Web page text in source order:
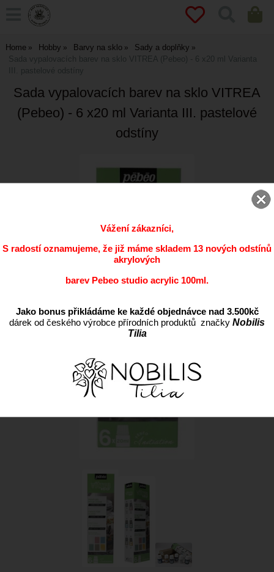
Home Hobby Barvy na sklo
Sady a doplňky
Sada vypalovacích barev na sklo VITREA (Pebeo) - 6 x20 ml Varianta
III. pastelové odstíny
Sada vypalovacích barev na sklo VITREA
(Pebeo) - 6 x20 ml Varianta III. pastelové
odstíny
Vážení zákazníci,
S radostí oznamujeme, že již máme skladem 13 nových odstínů
akrylových
barev Pebeo studio acrylic 100ml.
Jako bonus přikládáme ke každé objednávce nad 3.500kč
dárek od českého výrobce přírodních produktů značky Nobilis
Tilia